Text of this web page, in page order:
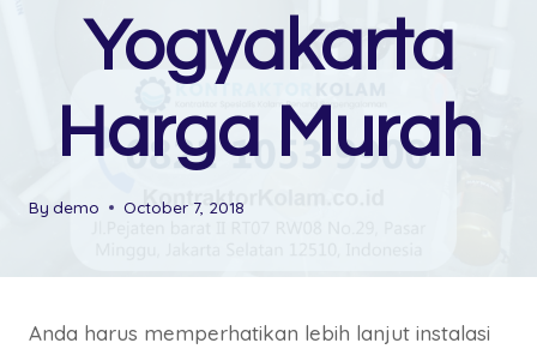
Yogyakarta
Harga Murah
By demo October 7, 2018
Anda harus memperhatikan lebih lanjut instalasi